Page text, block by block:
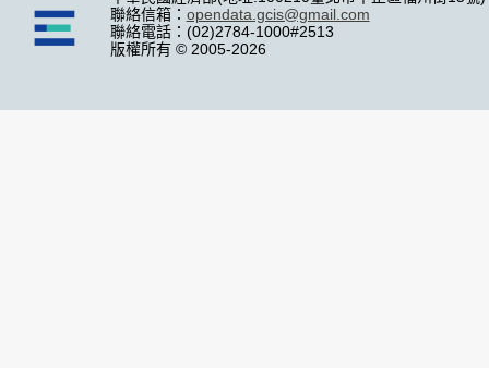
聯絡信箱： opendata.gcis@gmail.com
聯絡電話：(02)2784-1000#2513
版權所有 © 2005-2026